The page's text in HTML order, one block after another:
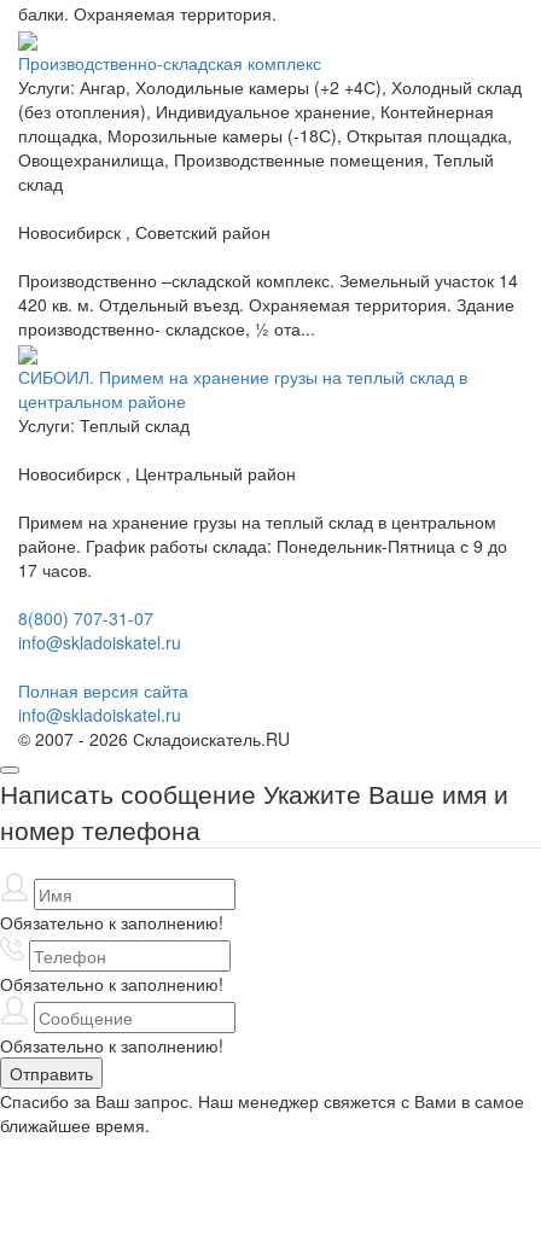
балки. Охраняемая территория.
Производственно-складская комплекс
Услуги: Ангар, Холодильные камеры (+2 +4С), Холодный склад
(без отопления), Индивидуальное хранение, Контейнерная
площадка, Морозильные камеры (-18С), Открытая площадка,
Овощехранилища, Производственные помещения, Теплый
склад
Новосибирск , Советский район
Производственно –складской комплекс. Земельный участок 14
420 кв. м. Отдельный въезд. Охраняемая территория. Здание
производственно- складское, ½ ота...
СИБОИЛ. Примем на хранение грузы на теплый склад в
центральном районе
Услуги: Теплый склад
Новосибирск , Центральный район
Примем на хранение грузы на теплый склад в центральном
районе. График работы склада: Понедельник-Пятница с 9 до
17 часов.
8(800) 707-31-07
info@skladoiskatel.ru
Полная версия сайта
info@skladoiskatel.ru
© 2007 - 2026 Складоискатель.RU
Написать сообщение Укажите Ваше имя и
номер телефона
Обязательно к заполнению!
Обязательно к заполнению!
Обязательно к заполнению!
Спасибо за Ваш запрос. Наш менеджер свяжется с Вами в самое
ближайшее время.